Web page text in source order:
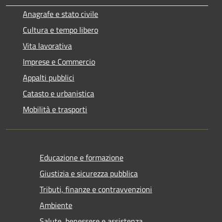
Anagrafe e stato civile
Cultura e tempo libero
Vita lavorativa
Imprese e Commercio
Appalti pubblici
Catasto e urbanistica
Mobilità e trasporti
Educazione e formazione
Giustizia e sicurezza pubblica
Tributi, finanze e contravvenzioni
Ambiente